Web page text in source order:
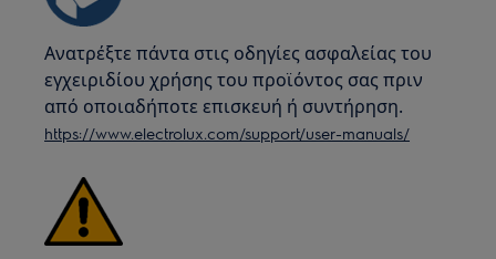
Ανατρέξτε πάντα στις οδηγίες ασφαλείας του
εγχειριδίου χρήσης του προϊόντος σας πριν
από οποιαδήποτε επισκευή ή συντήρηση.
https://www.electrolux.com/support/user-manuals/